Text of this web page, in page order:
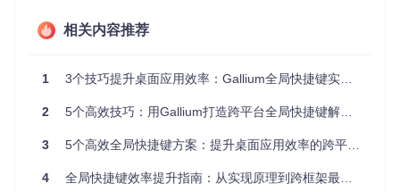
修饰
键
(Ctrl)
修饰
Alt Option ModifierAltOrOption
键
无特殊标
识
键
Shift Shift ModifierShift
相关内容推荐
1 3个技巧提升桌面应用效率：Gallium全局快捷键实战指南
2 5个高效技巧：用Gallium打造跨平台全局快捷键解决方案
3 5个高效全局快捷键方案：提升桌面应用效率的跨平台实践指南
4 全局快捷键效率提升指南：从实现原理到跨框架最佳实践